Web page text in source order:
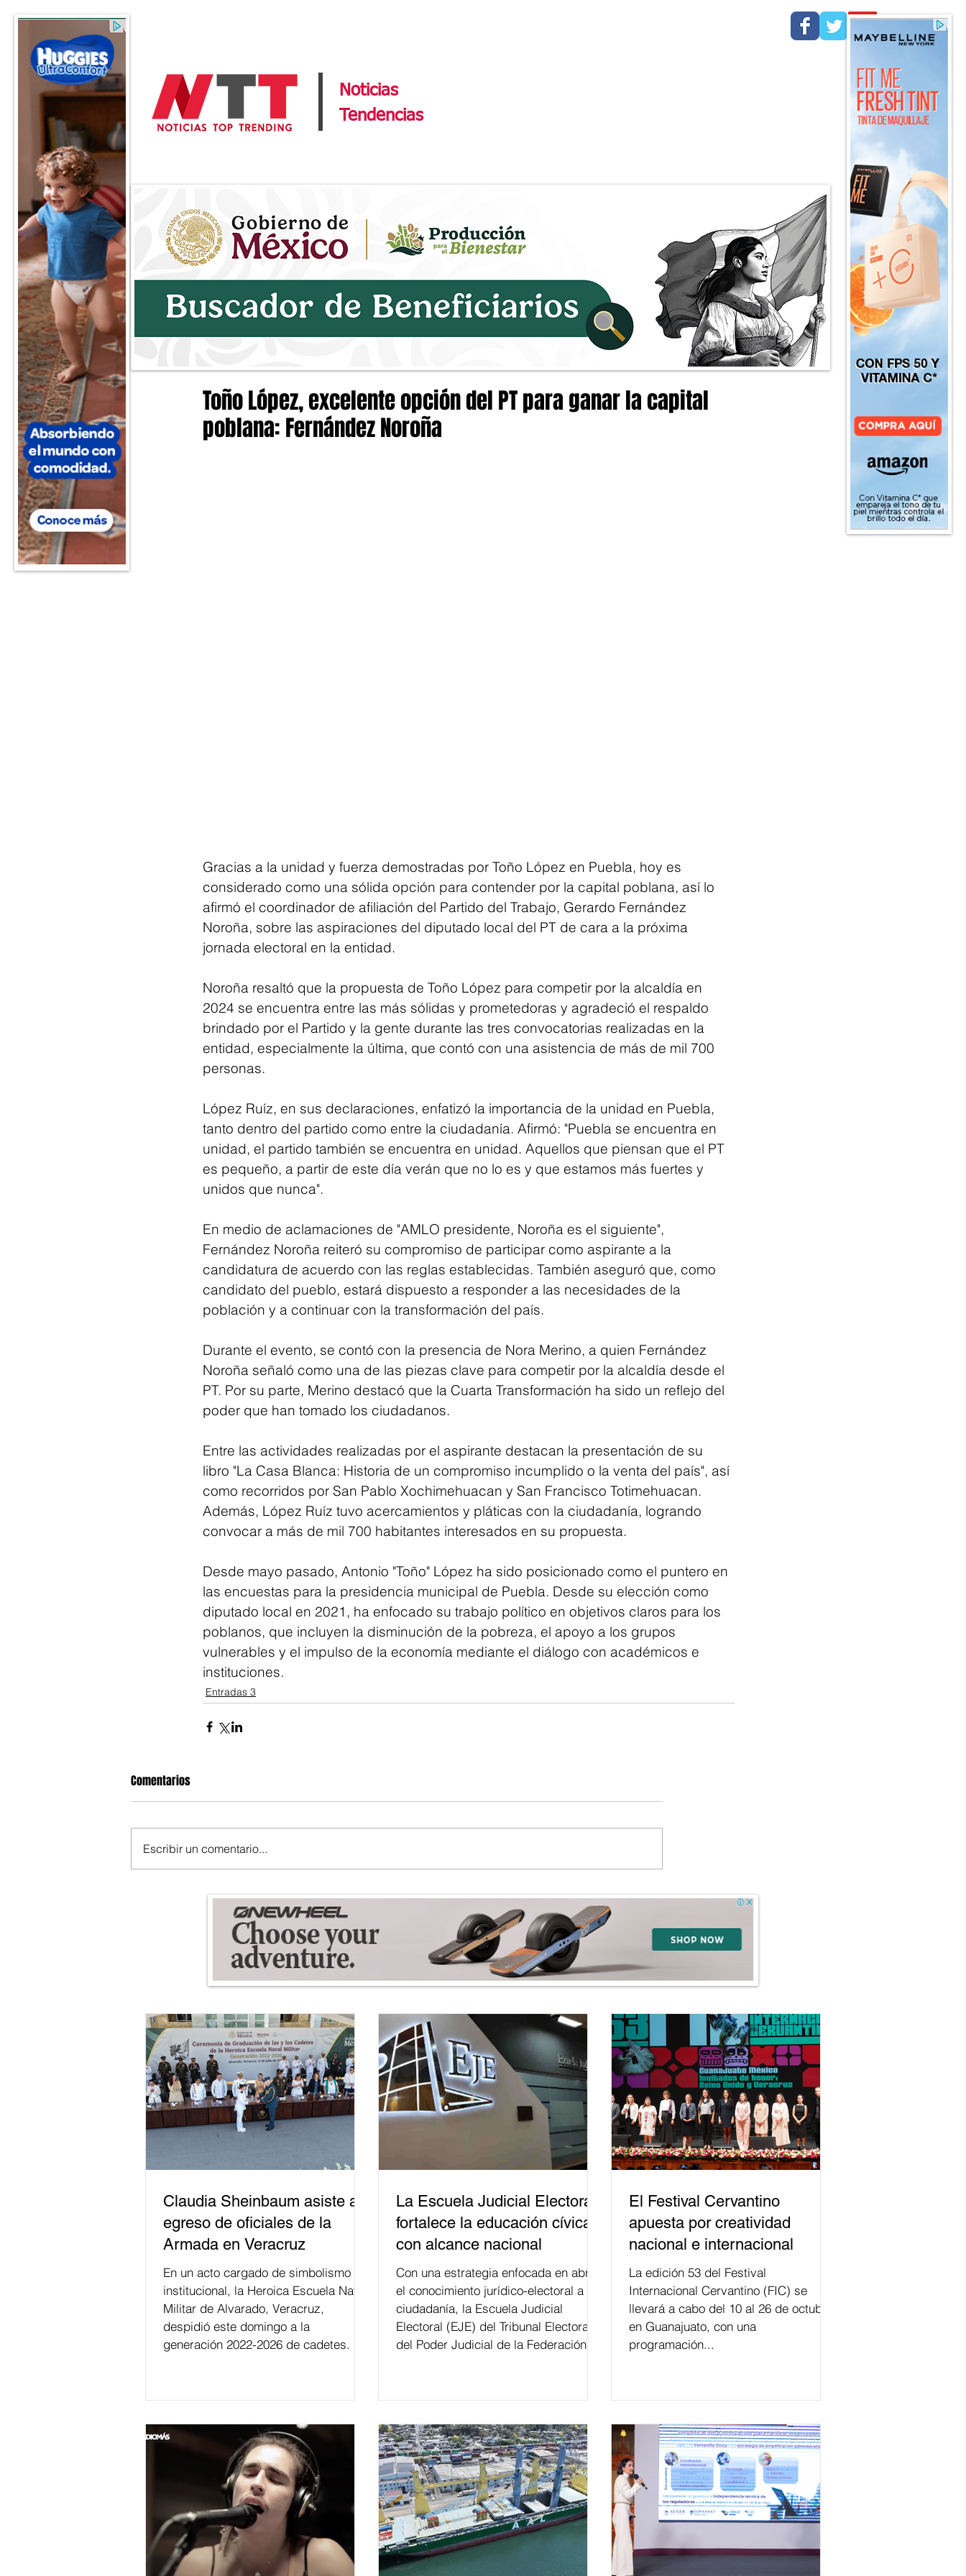
Noticias
Tendencias
Toño López, excelente opción del PT para ganar la capital
poblana: Fernández Noroña
Gracias a la unidad y fuerza demostradas por Toño López en Puebla, hoy es
considerado como una sólida opción para contender por la capital poblana, así lo
afirmó el coordinador de afiliación del Partido del Trabajo, Gerardo Fernández
Noroña, sobre las aspiraciones del diputado local del PT de cara a la próxima
jornada electoral en la entidad.
Noroña resaltó que la propuesta de Toño López para competir por la alcaldía en
2024 se encuentra entre las más sólidas y prometedoras y agradeció el respaldo
brindado por el Partido y la gente durante las tres convocatorias realizadas en la
entidad, especialmente la última, que contó con una asistencia de más de mil 700
personas.
López Ruíz, en sus declaraciones, enfatizó la importancia de la unidad en Puebla,
tanto dentro del partido como entre la ciudadanía. Afirmó: "Puebla se encuentra en
unidad, el partido también se encuentra en unidad. Aquellos que piensan que el PT
es pequeño, a partir de este día verán que no lo es y que estamos más fuertes y
unidos que nunca".
En medio de aclamaciones de "AMLO presidente, Noroña es el siguiente",
Fernández Noroña reiteró su compromiso de participar como aspirante a la
candidatura de acuerdo con las reglas establecidas. También aseguró que, como
candidato del pueblo, estará dispuesto a responder a las necesidades de la
población y a continuar con la transformación del país.
Durante el evento, se contó con la presencia de Nora Merino, a quien Fernández
Noroña señaló como una de las piezas clave para competir por la alcaldía desde el
PT. Por su parte, Merino destacó que la Cuarta Transformación ha sido un reflejo del
poder que han tomado los ciudadanos.
Entre las actividades realizadas por el aspirante destacan la presentación de su
libro "La Casa Blanca: Historia de un compromiso incumplido o la venta del país", así
como recorridos por San Pablo Xochimehuacan y San Francisco Totimehuacan.
Además, López Ruíz tuvo acercamientos y pláticas con la ciudadanía, logrando
convocar a más de mil 700 habitantes interesados en su propuesta.
Desde mayo pasado, Antonio "Toño" López ha sido posicionado como el puntero en
las encuestas para la presidencia municipal de Puebla. Desde su elección como
diputado local en 2021, ha enfocado su trabajo político en objetivos claros para los
poblanos, que incluyen la disminución de la pobreza, el apoyo a los grupos
vulnerables y el impulso de la economía mediante el diálogo con académicos e
instituciones.
Entradas 3
Comentarios
Escribir un comentario...
Claudia Sheinbaum asiste a
egreso de oficiales de la
Armada en Veracruz
En un acto cargado de simbolismo
institucional, la Heroica Escuela Naval
Militar de Alvarado, Veracruz,
despidió este domingo a la
generación 2022-2026 de cadetes.
La Escuela Judicial Electoral
fortalece la educación cívica
con alcance nacional
Con una estrategia enfocada en abrir
el conocimiento jurídico-electoral a la
ciudadanía, la Escuela Judicial
Electoral (EJE) del Tribunal Electoral
del Poder Judicial de la Federación ha
relacionados con la democracia y el
del papel que ha asumido la EJE en la
difusión de la justicia electoral como
un bien público. La mayor parte de las
personas capacitadas no forma
El Festival Cervantino
apuesta por creatividad
nacional e internacional
La edición 53 del Festival
Internacional Cervantino (FIC) se
llevará a cabo del 10 al 26 de octubre
en Guanajuato, con una
programación...